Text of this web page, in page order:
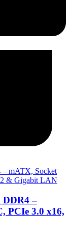
DDR4 –
PCIe 3.0 x16,